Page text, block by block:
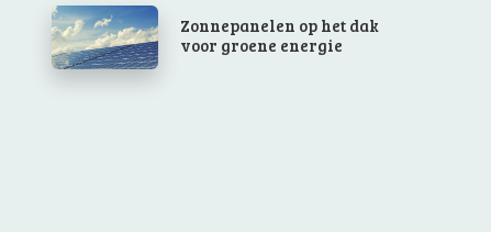
Zonnepanelen op het dak
voor groene energie